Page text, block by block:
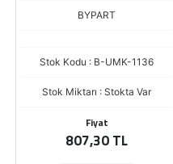
BYPART
Stok Kodu : B-UMK-1136
Stok Miktarı : Stokta Var
Fiyat
807,30 TL